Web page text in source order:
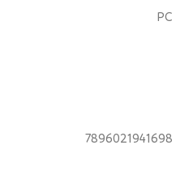
PC
7896021941698